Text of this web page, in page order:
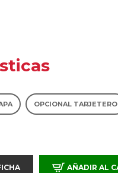
OPCIONAL TARJETERO
AÑADIR AL